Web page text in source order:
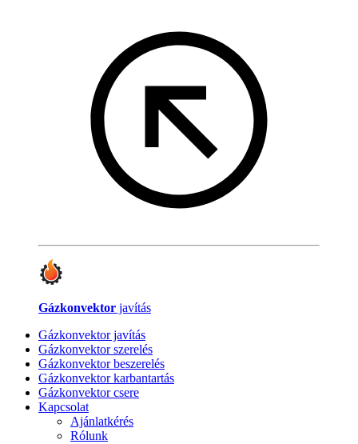
Gázkonvektor javítás
Gázkonvektor javítás
Gázkonvektor szerelés
Gázkonvektor beszerelés
Gázkonvektor karbantartás
Gázkonvektor csere
Kapcsolat
Ajánlatkérés
Rólunk